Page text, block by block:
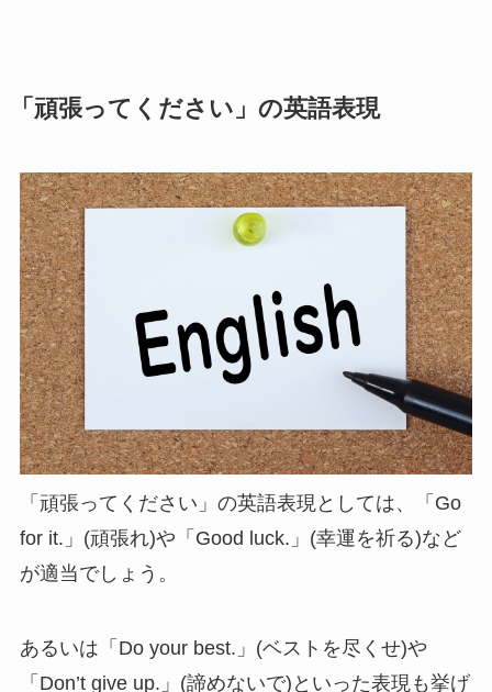
「頑張ってください」の英語表現
「頑張ってください」の英語表現としては、「Go
for it.」(頑張れ)や「Good luck.」(幸運を祈る)など
が適当でしょう。
あるいは「Do your best.」(ベストを尽くせ)や
「Don’t give up.」(諦めないで)といった表現も挙げ